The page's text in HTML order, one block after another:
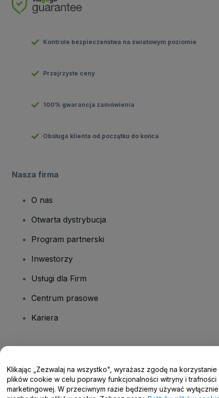
Kontrole bezpieczeństwa na światowym poziomie
Przejrzyste ceny
100% gwarancja zamówienia
Obsługa klienta od początku do końca
Nasza firma
O nas
Otwarta dystrybucja
Program partnerski
Inwestorzy
Usługi dla Firm
Centrum prasowe
Kariera
Centrum pomocy / Skontaktuj się z nami
Klikając „Zezwalaj na wszystko", wyrażasz zgodę na korzystanie
plików cookie w celu poprawy funkcjonalności witryny i trafności
marketingowej. W przeciwnym razie będziemy używać wyłącznie